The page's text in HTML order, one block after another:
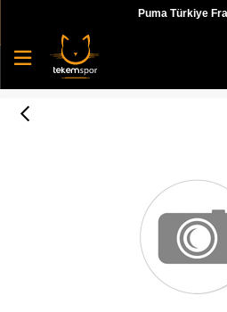
Puma Türkiye